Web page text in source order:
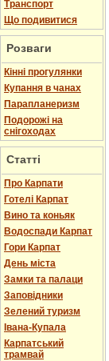
Транспорт
Що подивитися
Розваги
Кінні прогулянки
Купання в чанах
Парапланеризм
Подорожі на
снігоходах
Статті
Про Карпати
Готелі Карпат
Вино та коньяк
Водоспади Карпат
Гори Карпат
День міста
Замки та палаци
Заповідники
Зелений туризм
Івана-Купала
Карпатський
трамвай